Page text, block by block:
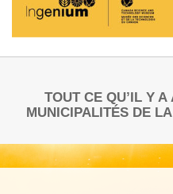
TOUT CE QU’IL Y
MUNICIPALITÉS DE